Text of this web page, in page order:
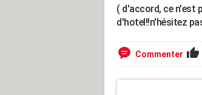
( d'accord, ce n'est
d'hotel!!n'hésitez
Commenter